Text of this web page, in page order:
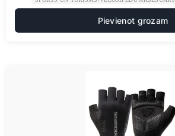
Pievienot grozam